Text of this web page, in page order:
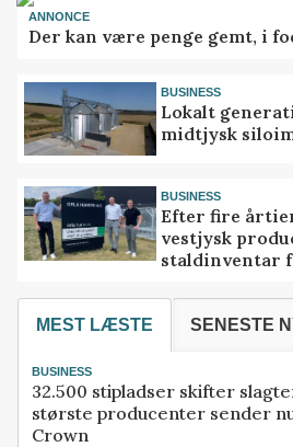
ANNONCE
Der kan være penge gemt, i
BUSINESS
Lokalt
midtjysk
BUSINESS
Efter fire
vestjysk
staldinventar
MEST LÆSTE SENESTE
BUSINESS
32.500 stipladser skifter
største producenter sender
Crown